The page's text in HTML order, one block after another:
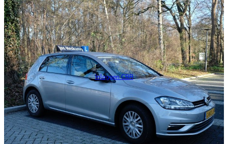
Inloggen CBR